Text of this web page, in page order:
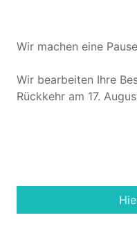
Wir machen eine
Wir bearbeiten Ihre
Rückkehr am 17.